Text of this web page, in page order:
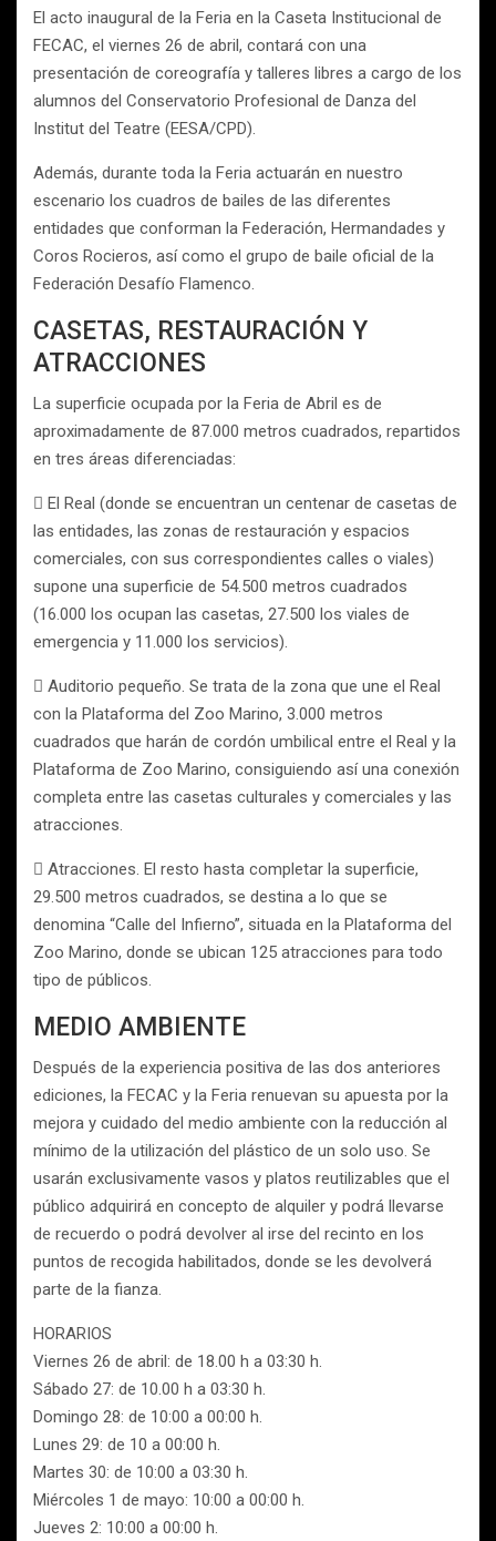
El acto inaugural de la Feria en la Caseta Institucional de
FECAC, el viernes 26 de abril, contará con una
presentación de coreografía y talleres libres a cargo de los
alumnos del Conservatorio Profesional de Danza del
Institut del Teatre (EESA/CPD).
Además, durante toda la Feria actuarán en nuestro
escenario los cuadros de bailes de las diferentes
entidades que conforman la Federación, Hermandades y
Coros Rocieros, así como el grupo de baile oficial de la
Federación Desafío Flamenco.
CASETAS, RESTAURACIÓN Y
ATRACCIONES
La superficie ocupada por la Feria de Abril es de
aproximadamente de 87.000 metros cuadrados, repartidos
en tres áreas diferenciadas:
 El Real (donde se encuentran un centenar de casetas de
las entidades, las zonas de restauración y espacios
comerciales, con sus correspondientes calles o viales)
supone una superficie de 54.500 metros cuadrados
(16.000 los ocupan las casetas, 27.500 los viales de
emergencia y 11.000 los servicios).
 Auditorio pequeño. Se trata de la zona que une el Real
con la Plataforma del Zoo Marino, 3.000 metros
cuadrados que harán de cordón umbilical entre el Real y la
Plataforma de Zoo Marino, consiguiendo así una conexión
completa entre las casetas culturales y comerciales y las
atracciones.
 Atracciones. El resto hasta completar la superficie,
29.500 metros cuadrados, se destina a lo que se
denomina “Calle del Infierno”, situada en la Plataforma del
Zoo Marino, donde se ubican 125 atracciones para todo
tipo de públicos.
MEDIO AMBIENTE
Después de la experiencia positiva de las dos anteriores
ediciones, la FECAC y la Feria renuevan su apuesta por la
mejora y cuidado del medio ambiente con la reducción al
mínimo de la utilización del plástico de un solo uso. Se
usarán exclusivamente vasos y platos reutilizables que el
público adquirirá en concepto de alquiler y podrá llevarse
de recuerdo o podrá devolver al irse del recinto en los
puntos de recogida habilitados, donde se les devolverá
parte de la fianza.
HORARIOS
Viernes 26 de abril: de 18.00 h a 03:30 h.
Sábado 27: de 10.00 h a 03:30 h.
Domingo 28: de 10:00 a 00:00 h.
Lunes 29: de 10 a 00:00 h.
Martes 30: de 10:00 a 03:30 h.
Miércoles 1 de mayo: 10:00 a 00:00 h.
Jueves 2: 10:00 a 00:00 h.